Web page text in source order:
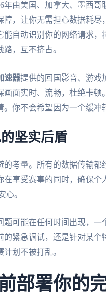
年由美国、加拿大、墨西
，让你无需担心数据耗
自动识别你的网络请求
，互不挤占。
速器提供的回国影音、游戏
面实时、流畅，杜绝卡顿
你不会希望因为一个缓冲
坚实后盾
考量。所有的数据传输
在享受赛事的同时，确保
心。
可能在任何时间出现，
紧急调试，还是针对某
划不被打乱。
部署你的